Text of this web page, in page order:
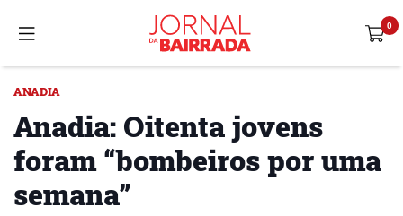
ANADIA
Anadia: Oitenta jovens
foram “bombeiros por uma
semana”